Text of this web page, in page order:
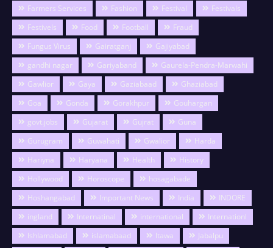
Farmers Services
Fashion Festival
Festivals
Festivels
Food Football
Fraud
Fungus Virus
Gairatganj
Gajiyabad
gandhi nagar
Gariyaband
Gaurela-Pendra-Marwahi
Gawlior
Gaya Gaziabaad
Ghaziabad
Goa
Gonda Gorakhpur
Gouhargan
govt.jobs
Gujarat Gujrat
Guna
Gurugram
Guwahati Gwalior
Harda
Hariyna
Haryana Health
History
Hollywood
Horoscope
hosagabade
Hoshangabad
Important News India
INDORE
ingland
Internatinal international
Internationl
Ishlamabad
islamabaad Itawa
Jabalpu